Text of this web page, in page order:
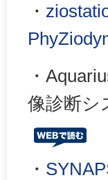
・
・
像診断シ
・